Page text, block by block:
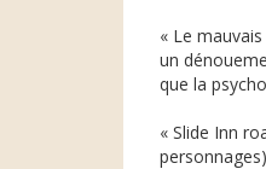
« Le
un
que la
« Slide Inn